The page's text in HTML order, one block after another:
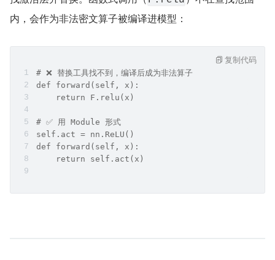
内，会作为非法密文算子被编译进模型：
# ❌ 替换工具找不到，编译后成为非法算子
def forward(self, x):
    return F.relu(x)
# ✅ 用 Module 形式
self.act = nn.ReLU()
def forward(self, x):
    return self.act(x)
复制代码